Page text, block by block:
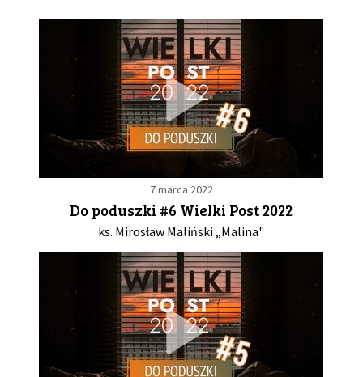
7 marca 2022
Do poduszki #6 Wielki Post 2022
ks. Mirosław Maliński „Malina"